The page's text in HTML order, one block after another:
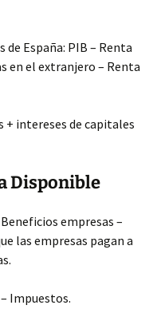
de España: PIB – Renta
en el extranjero – Renta
+ intereses de capitales
Disponible
empresas –
las empresas pagan a
Impuestos.